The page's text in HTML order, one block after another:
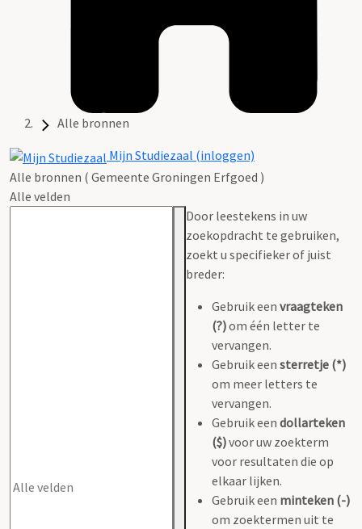
Alle bronnen
Mijn Studiezaal (inloggen)
Alle bronnen ( Gemeente Groningen Erfgoed )
Alle velden
Door leestekens in uw
zoekopdracht te gebruiken,
zoekt u specifieker of juist
breder:
Gebruik een vraagteken
(?)om één letter te
vervangen.
Gebruik een sterretje (*)
om meer letters te
vervangen.
Gebruik een dollarteken
($)voor uw zoekterm
voor resultaten die op
elkaar lijken.
Gebruik een minteken (-)
om zoektermen uit te